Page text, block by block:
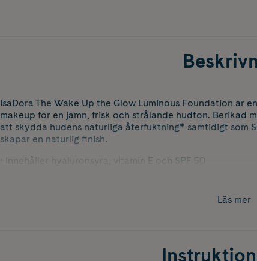
IsaDora The Wake Up the Glow Luminous Foundation är
makeup för en jämn, frisk och strålande hudton. Berikad
att skydda hudens naturliga återfuktning* samtidigt som
skapar en naturlig finish.
• Innehåller hyaluronsyra, vitamin E och SPF 50
• En naturlig, lystergivande finish för en hud som ser frisk ut
Läs mer